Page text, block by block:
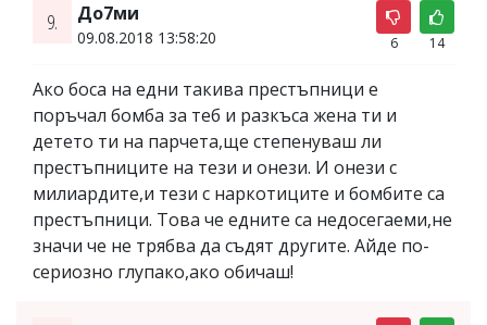
9. До7ми
09.08.2018 13:58:20 6 14
Ако боса на едни такива престъпници е
поръчал бомба за теб и разкъса жена ти и
детето ти на парчета,ще степенуваш ли
престъпниците на тези и онези. И онези с
милиардите,и тези с наркотиците и бомбите са
престъпници. Това че едните са недосегаеми,не
значи че не трябва да съдят другите. Айде по-
сериозно глупако,ако обичаш!